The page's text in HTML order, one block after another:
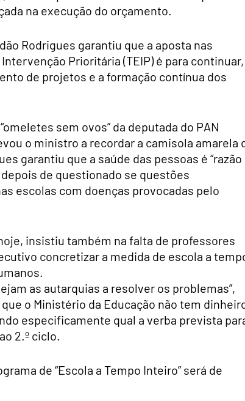
na execução do orçamento.
Rodrigues garantiu que a aposta nas
Prioritária (TEIP) é para continuar,
de projetos e a formação contínua dos
sem ovos” da deputada do PAN
o ministro a recordar a camisola amarela
garantiu que a saúde das pessoas é “razão
depois de questionado se questões
escolas com doenças provocadas pelo
insistiu também na falta de professores
concretizar a medida de escola a
as autarquias a resolver os problemas”,
o Ministério da Educação não tem
especificamente qual a verba prevista
2.º ciclo.
de “Escola a Tempo Inteiro” será de